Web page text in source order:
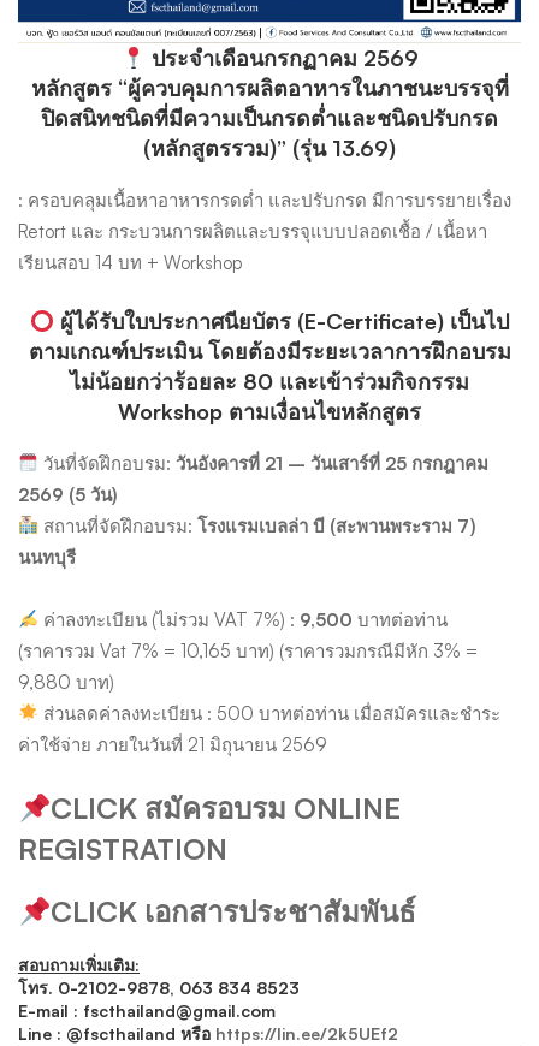
ประจำเดือนกรกฏาคม 2569
หลักสูตร “ผู้ควบคุมการผลิตอาหารในภาชนะบรรจุที่
ปิดสนิทชนิดที่มีความเป็นกรดต่ำและชนิดปรับกรด
(หลักสูตรรวม)” (รุ่น 13.69)
: ครอบคลุมเนื้อหาอาหารกรดต่ำ และปรับกรด มีการบรรยายเรื่อง
Retort และ กระบวนการผลิตและบรรจุแบบปลอดเชื้อ / เนื้อหา
เรียนสอบ 14 บท + Workshop
ผู้ได้รับใบประกาศนียบัตร (E-Certificate) เป็นไป
ตามเกณฑ์ประเมิน โดยต้องมีระยะเวลาการฝึกอบรม
ไม่น้อยกว่าร้อยละ 80 และเข้าร่วมกิจกรรม
Workshop ตามเงื่อนไขหลักสูตร
วันที่จัดฝึกอบรม:วันอังคารที่ 21 – วันเสาร์ที่ 25 กรกฎาคม
2569 (5 วัน)
สถานที่จัดฝึกอบรม:โรงแรมเบลล่า บี (สะพานพระราม 7)
นนทบุรี
ค่าลงทะเบียน (ไม่รวม VAT 7%) : 9,500 บาทต่อท่าน
(ราคารวม Vat 7% = 10,165 บาท) (ราคารวมกรณีมีหัก 3% =
9,880 บาท)
ส่วนลดค่าลงทะเบียน : 500 บาทต่อท่าน เมื่อสมัครและชำระ
ค่าใช้จ่าย ภายในวันที่ 21 มิถุนายน 2569
CLICK สมัครอบรม ONLINE
REGISTRATION
CLICK เอกสารประชาสัมพันธ์
สอบถามเพิ่มเติม:
โทร. 0-2102-9878, 063 834 8523
E-mail : fscthailand@gmail.com
Line : @fscthailand หรือ https://lin.ee/2k5UEf2